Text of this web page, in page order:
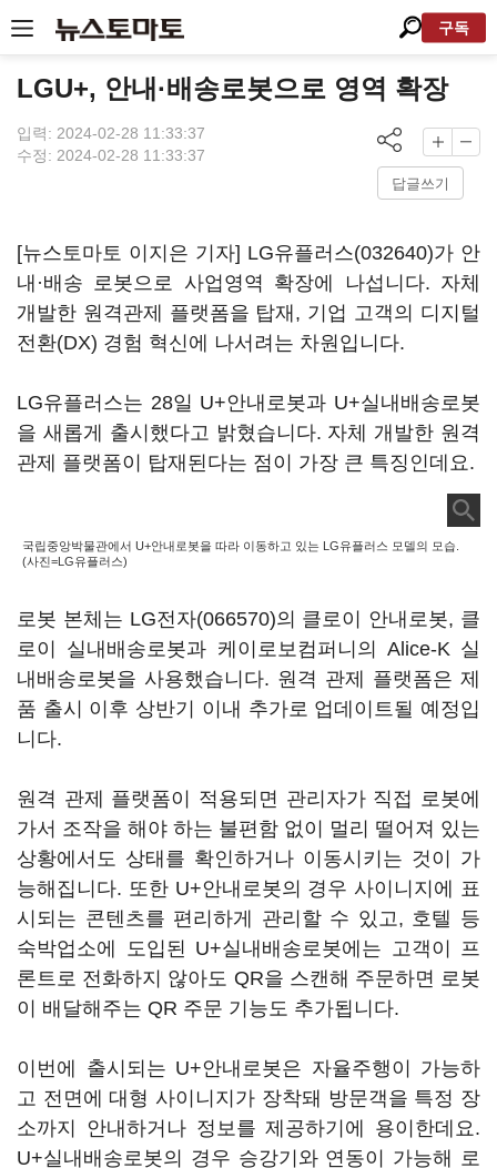
구독
LGU+, 안내·배송로봇으로 영역 확장
입력: 2024-02-28 11:33:37
수정: 2024-02-28 11:33:37
답글쓰기
[뉴스토마토 이지은 기자] LG유플러스(032640)가 안
내·배송 로봇으로 사업영역 확장에 나섭니다. 자체
개발한 원격관제 플랫폼을 탑재, 기업 고객의 디지털
전환(DX) 경험 혁신에 나서려는 차원입니다.
LG유플러스는 28일 U+안내로봇과 U+실내배송로봇
을 새롭게 출시했다고 밝혔습니다. 자체 개발한 원격
관제 플랫폼이 탑재된다는 점이 가장 큰 특징인데요.
국립중앙박물관에서 U+안내로봇을 따라 이동하고 있는 LG유플러스 모델의 모습.
(사진=LG유플러스)
로봇 본체는 LG전자(066570)의 클로이 안내로봇, 클
로이 실내배송로봇과 케이로보컴퍼니의 Alice-K 실
내배송로봇을 사용했습니다. 원격 관제 플랫폼은 제
품 출시 이후 상반기 이내 추가로 업데이트될 예정입
니다.
원격 관제 플랫폼이 적용되면 관리자가 직접 로봇에
가서 조작을 해야 하는 불편함 없이 멀리 떨어져 있는
상황에서도 상태를 확인하거나 이동시키는 것이 가
능해집니다. 또한 U+안내로봇의 경우 사이니지에 표
시되는 콘텐츠를 편리하게 관리할 수 있고, 호텔 등
숙박업소에 도입된 U+실내배송로봇에는 고객이 프
론트로 전화하지 않아도 QR을 스캔해 주문하면 로봇
이 배달해주는 QR 주문 기능도 추가됩니다.
이번에 출시되는 U+안내로봇은 자율주행이 가능하
고 전면에 대형 사이니지가 장착돼 방문객을 특정 장
소까지 안내하거나 정보를 제공하기에 용이한데요.
U+실내배송로봇의 경우 승강기와 연동이 가능해 로